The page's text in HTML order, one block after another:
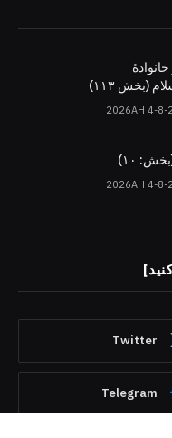
(بخش ۱۱۳)
۱۰)
Twitter
Telegram